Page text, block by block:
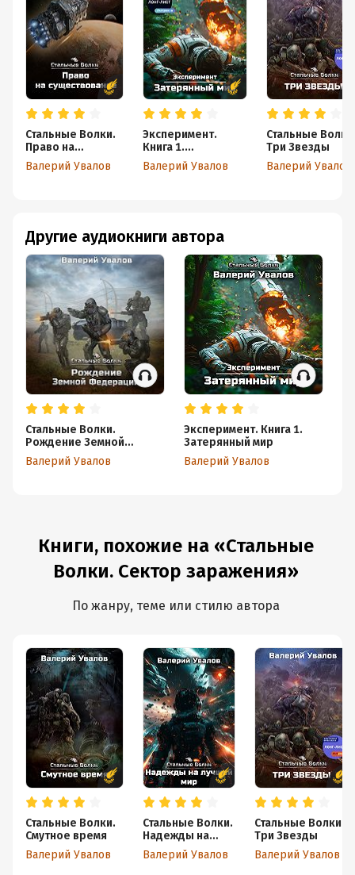
Объем:472379
Год издания:2024
Дата поступления:31 января 2024
Время на чтение:7ч.
Стальные Волки.
Право на
существование
Валерий Увалов
Эксперимент.
Книга 1.
Затерянный мир
Валерий Увалов
Стальные
Три Звезды
Валерий Увалов
Другие аудиокниги автора
Стальные Волки.
Рождение Земной
Федерации
Валерий Увалов
Эксперимент. Книга 1.
Затерянный мир
Валерий Увалов
Книги, похожие на «Стальные
Волки. Сектор заражения»
По жанру, теме или стилю автора
Стальные Волки.
Смутное время
Валерий Увалов
Стальные Волки.
Надежды на
лучший мир
Валерий Увалов
Стальные Волки.
Три Звезды
Валерий Увалов